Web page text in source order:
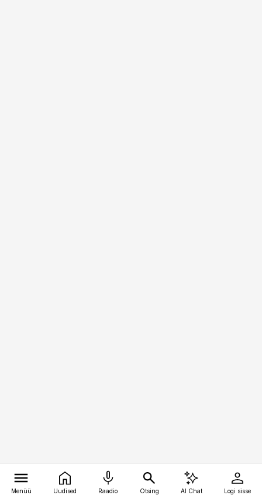
Menüü Uudised Raadio Otsing AI Chat Logi sisse